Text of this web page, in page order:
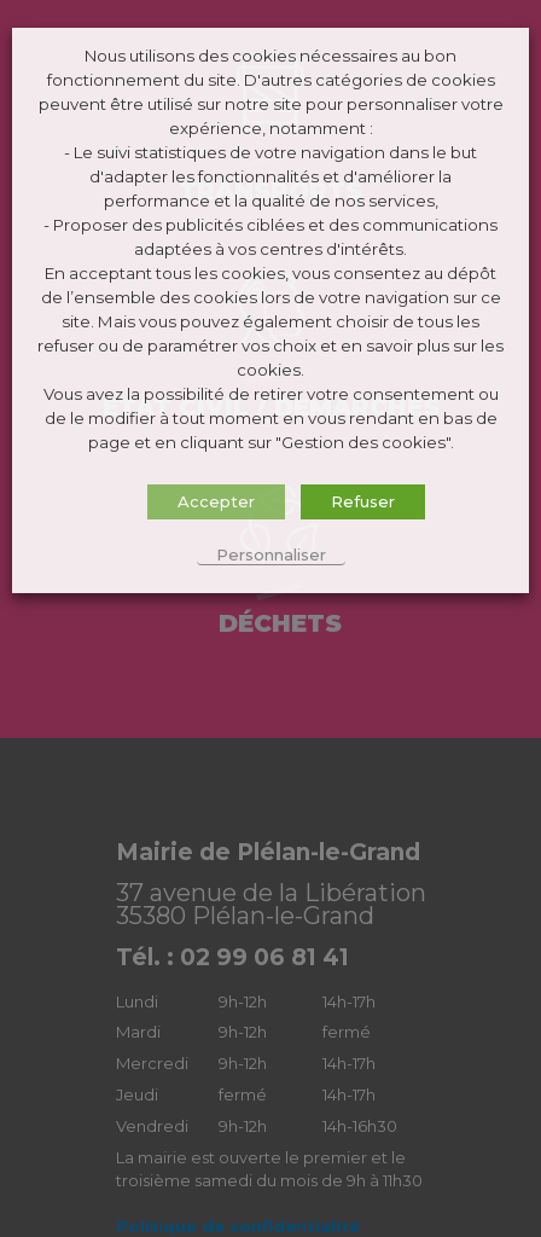
TRANSPORTS
ÉTAT CIVIL / DEMARCHES
DÉCHETS
Mairie de Plélan-le-Grand
37 avenue de la Libération
35380 Plélan-le-Grand
Tél. : 02 99 06 81 41
Lundi 9h-12h
14h-17h
Mardi
9h-12h
fermé
Mercredi
9h-12h
14h-17h
Jeudi
fermé
14h-17h
Vendredi
9h-12h
14h-16h30
La mairie est ouverte le premier et le
troisième samedi du mois de 9h à 11h30
Politique de confidentialité
Nous utilisons des cookies nécessaires au bon
fonctionnement du site. D'autres catégories de cookies
peuvent être utilisé sur notre site pour personnaliser votre
expérience, notamment :
- Le suivi statistiques de votre navigation dans le but
d'adapter les fonctionnalités et d'améliorer la
performance et la qualité de nos services,
- Proposer des publicités ciblées et des communications
adaptées à vos centres d'intérêts.
En acceptant tous les cookies, vous consentez au dépôt
de l’ensemble des cookies lors de votre navigation sur ce
site. Mais vous pouvez également choisir de tous les
refuser ou de paramétrer vos choix et en savoir plus sur les
cookies.
Vous avez la possibilité de retirer votre consentement ou
de le modifier à tout moment en vous rendant en bas de
page et en cliquant sur "Gestion des cookies".
Accepter Refuser
Personnaliser